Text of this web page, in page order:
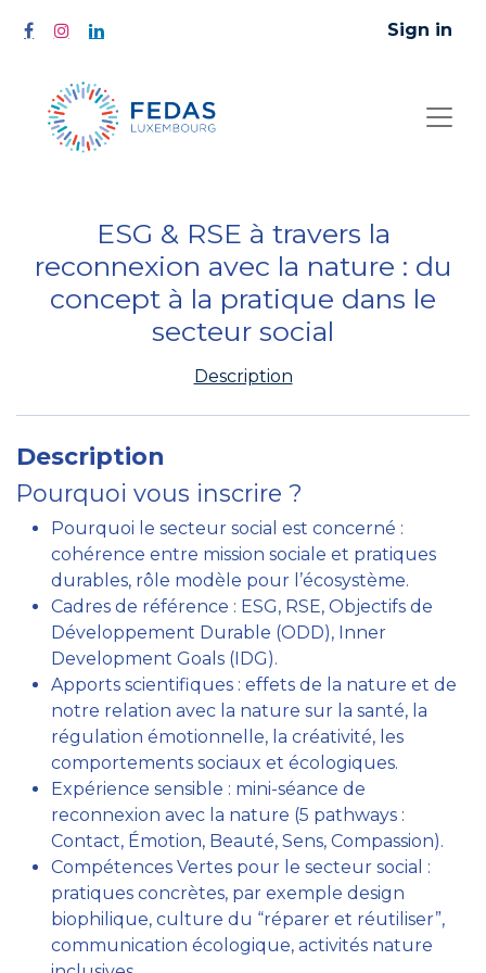
Sign in
ESG & RSE à travers la
reconnexion avec la nature : du
concept à la pratique dans le
secteur social
Description
Description
Pourquoi vous inscrire ?
Pourquoi le secteur social est concerné :
cohérence entre mission sociale et pratiques
durables, rôle modèle pour l’écosystème.
Cadres de référence : ESG, RSE, Objectifs de
Développement Durable (ODD), Inner
Development Goals (IDG).
Apports scientifiques : effets de la nature et de
notre relation avec la nature sur la santé, la
régulation émotionnelle, la créativité, les
comportements sociaux et écologiques.
Expérience sensible : mini-séance de
reconnexion avec la nature (5 pathways :
Contact, Émotion, Beauté, Sens, Compassion).
Compétences Vertes pour le secteur social :
pratiques concrètes, par exemple design
biophilique, culture du “réparer et réutiliser”,
communication écologique, activités nature